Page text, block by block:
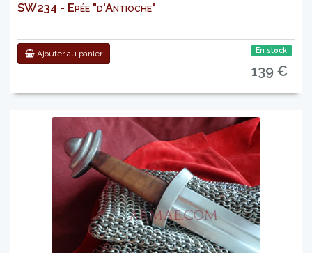
SW234 - Epée "d'Antioche"
Ajouter au panier En stock
139 €